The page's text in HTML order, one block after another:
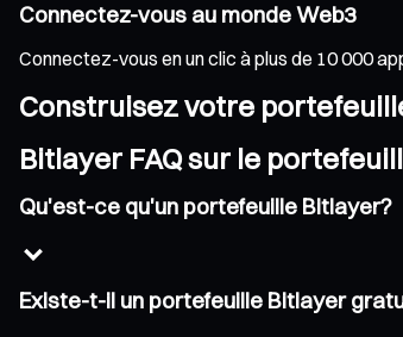
Connectez-vous au monde Web3
Connectez-vous en un clic à plus de 10 000
Construisez votre
Bitlayer FAQ sur le
Qu'est-ce qu'un portefeuille Bitlayer?
Existe-t-il un portefeuille Bitlayer